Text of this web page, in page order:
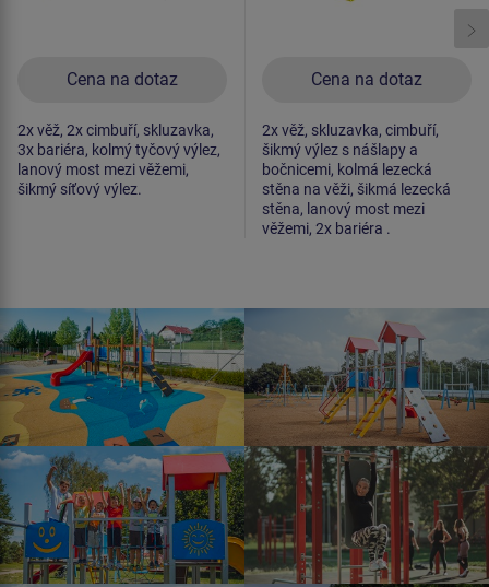
Cena na dotaz
2x věž, 2x cimbuří, skluzavka,
3x bariéra, kolmý tyčový výlez,
lanový most mezi věžemi,
šikmý síťový výlez.
Cena na dotaz
2x věž, skluzavka, cimbuří,
šikmý výlez s nášlapy a
bočnicemi, kolmá lezecká
stěna na věži, šikmá lezecká
stěna, lanový most mezi
věžemi, 2x bariéra .